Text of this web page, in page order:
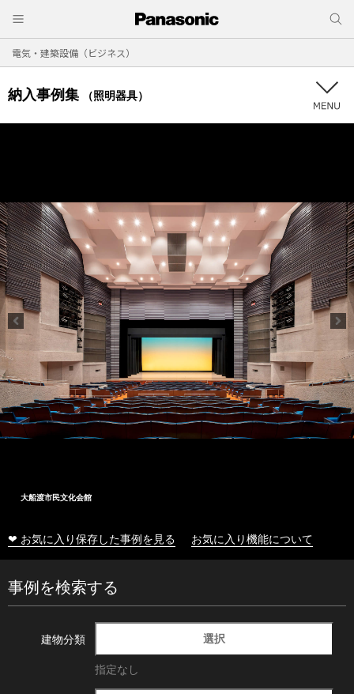
電気・建築設備（ビジネス）
納入事例集 （照明器具）
大船渡市民文化会館
❤ お気に入り保存した事例を見る お気に入り機能について
事例を検索する
建物分類 選択
指定なし